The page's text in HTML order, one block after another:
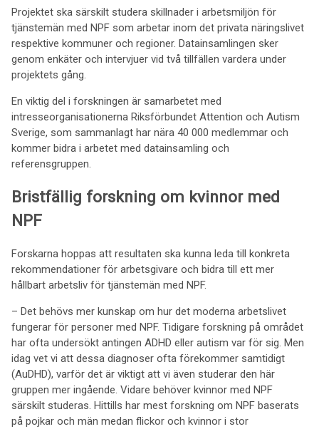
Projektet ska särskilt studera skillnader i arbetsmiljön för
tjänstemän med NPF som arbetar inom det privata näringslivet
respektive kommuner och regioner. Datainsamlingen sker
genom enkäter och intervjuer vid två tillfällen vardera under
projektets gång.
En viktig del i forskningen är samarbetet med
intresseorganisationerna Riksförbundet Attention och Autism
Sverige, som sammanlagt har nära 40 000 medlemmar och
kommer bidra i arbetet med datainsamling och
referensgruppen.
Bristfällig forskning om kvinnor med
NPF
Forskarna hoppas att resultaten ska kunna leda till konkreta
rekommendationer för arbetsgivare och bidra till ett mer
hållbart arbetsliv för tjänstemän med NPF.
– Det behövs mer kunskap om hur det moderna arbetslivet
fungerar för personer med NPF. Tidigare forskning på området
har ofta undersökt antingen ADHD eller autism var för sig. Men
idag vet vi att dessa diagnoser ofta förekommer samtidigt
(AuDHD), varför det är viktigt att vi även studerar den här
gruppen mer ingående. Vidare behöver kvinnor med NPF
särskilt studeras. Hittills har mest forskning om NPF baserats
på pojkar och män medan flickor och kvinnor i stor